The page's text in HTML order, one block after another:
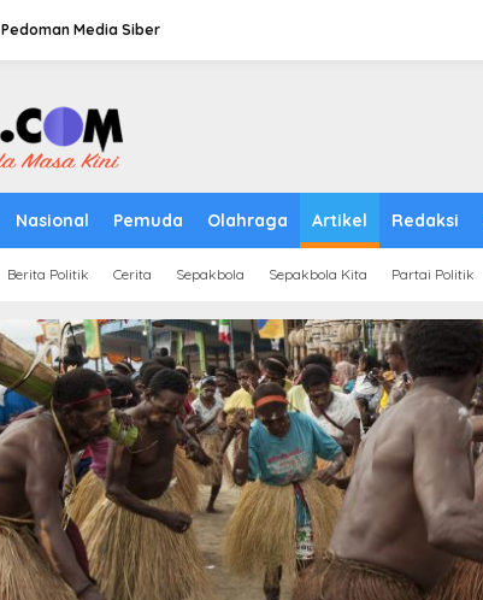
Pedoman Media Siber
Nasional Pemuda Olahraga Artikel Redaksi
Berita Politik Cerita Sepakbola Sepakbola Kita Partai Politik